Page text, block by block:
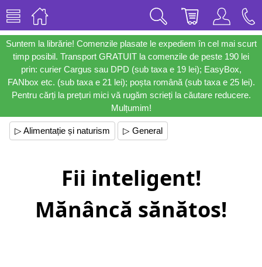
Suntem la librărie! Comenzile plasate le expediem în cel mai scurt
timp posibil. Transport GRATUIT la comenzile de peste 190 lei
prin: curier Cargus sau DPD (sub taxa e 19 lei); EasyBox,
FANbox etc. (sub taxa e 21 lei); poșta română (sub taxa e 25 lei).
Pentru cărți la prețuri mici vă rugăm scrieți la căutare reducere.
Mulțumim!
▷ Alimentație și naturism ▷ General
Fii inteligent!
Mănâncă sănătos!